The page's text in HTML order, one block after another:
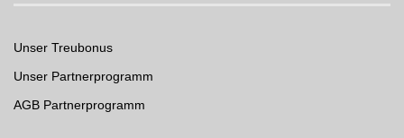
Unser Treubonus
Unser Partnerprogramm
AGB Partnerprogramm